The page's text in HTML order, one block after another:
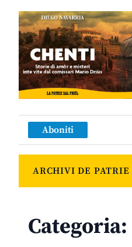
Aboniti
ARCHIVI DE PATRIE
Categoria: